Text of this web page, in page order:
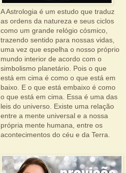
A Astrologia é um estudo que traduz
as ordens da natureza e seus ciclos
como um grande relógio cósmico,
trazendo sentido para nossas vidas,
uma vez que espelha o nosso próprio
mundo interior de acordo com o
simbolismo planetário. Pois o que
está em cima é como o que está em
baixo. E o que está embaixo é como
o que está em cima. Essa é uma das
leis do universo. Existe uma relação
entre a mente universal e a nossa
própria mente humana, entre os
acontecimentos do céu e da Terra.